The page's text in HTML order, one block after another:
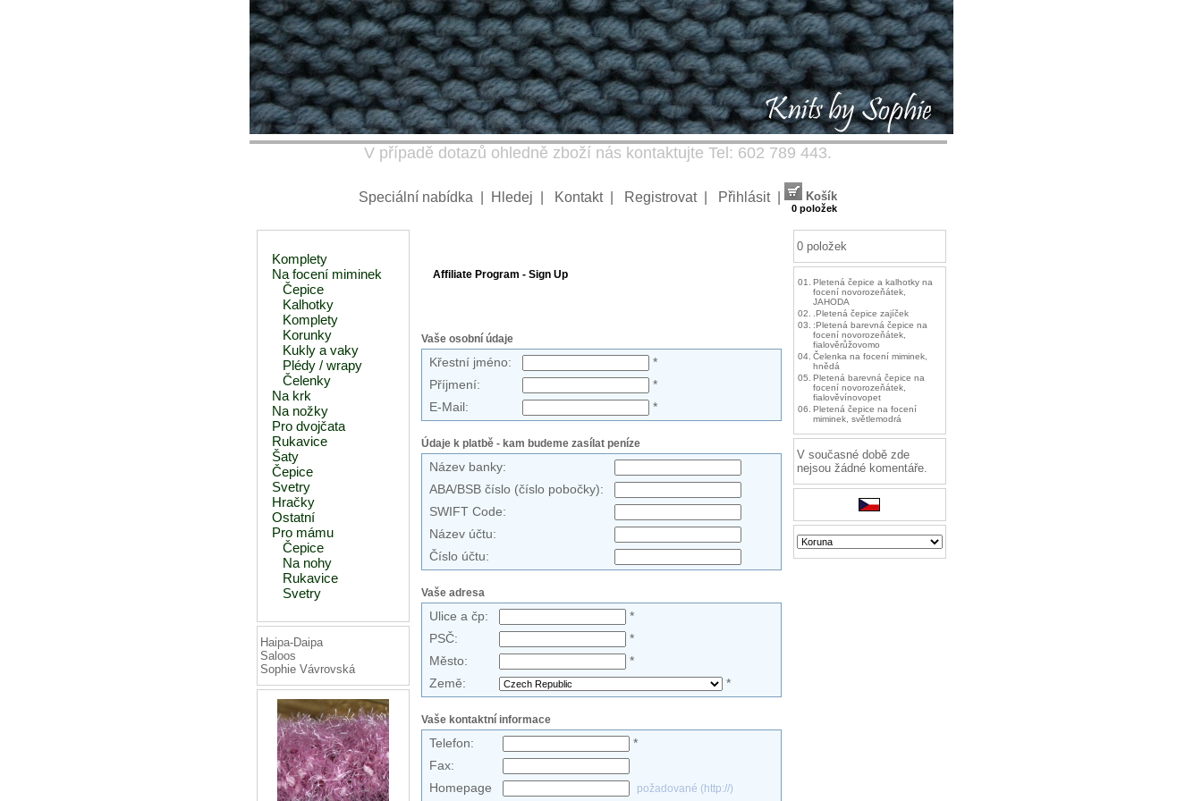
V případě dotazů ohledně zboží nás kontaktujte Tel: 602 789 443.
Speciální nabídka Hledej Kontakt| Registrovat| Přihlásit| Košík
0 položek
Komplety
Na focení miminek
Čepice
Kalhotky
Komplety
Korunky
Kukly a vaky
Plédy / wrapy
Čelenky
Na krk
Na nožky
Pro dvojčata
Rukavice
Šaty
Čepice
Svetry
Hračky
Ostatní
Pro mámu
Čepice
Na nohy
Rukavice
Svetry
Haipa-Daipa
Saloos
Sophie Vávrovská
Affiliate Program - Sign Up
Vaše osobní údaje
Křestní jméno:
*
Příjmení:
*
E-Mail:
*
Údaje k platbě - kam budeme zasílat peníze
Název banky:
ABA/BSB číslo (číslo pobočky):
SWIFT Code:
Název účtu:
Číslo účtu:
Vaše adresa
Ulice a čp:
*
PSČ:
*
Město:
*
Země:
*
Vaše kontaktní informace
Telefon:
*
Fax:
Homepage
požadované (http://)
0 položek
01.
Pletená čepice a kalhotky na
focení novorozeňátek,
JAHODA
02.
.Pletená čepice zajíček
03.
:Pletená barevná čepice na
focení novorozeňátek,
fialověrůžovomo
04. Čelenka na focení miminek,
hnědá
05. Pletená barevná čepice na
focení novorozeňátek,
fialověvínovopet
06. Pletená čepice na focení
miminek, světlemodrá
V současné době zde
nejsou žádné komentáře.